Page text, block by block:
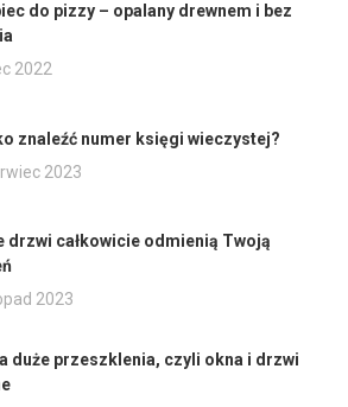
do pizzy – opalany drewnem i bez
2022
znaleźć numer księgi wieczystej?
2023
drzwi całkowicie odmienią Twoją
2023
duże przeszklenia, czyli okna i drzwi